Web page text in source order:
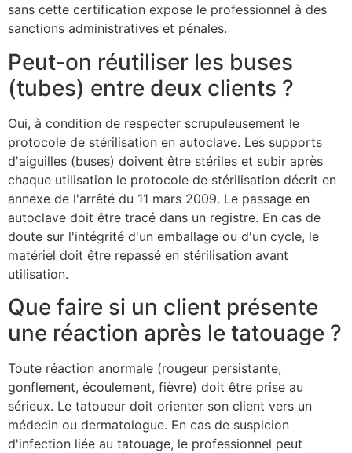
sans cette certification expose le professionnel à des
sanctions administratives et pénales.
Peut-on réutiliser les buses
(tubes) entre deux clients ?
Oui, à condition de respecter scrupuleusement le
protocole de stérilisation en autoclave. Les supports
d'aiguilles (buses) doivent être stériles et subir après
chaque utilisation le protocole de stérilisation décrit en
annexe de l'arrêté du 11 mars 2009. Le passage en
autoclave doit être tracé dans un registre. En cas de
doute sur l'intégrité d'un emballage ou d'un cycle, le
matériel doit être repassé en stérilisation avant
utilisation.
Que faire si un client présente
une réaction après le tatouage ?
Toute réaction anormale (rougeur persistante,
gonflement, écoulement, fièvre) doit être prise au
sérieux. Le tatoueur doit orienter son client vers un
médecin ou dermatologue. En cas de suspicion
d'infection liée au tatouage, le professionnel peut